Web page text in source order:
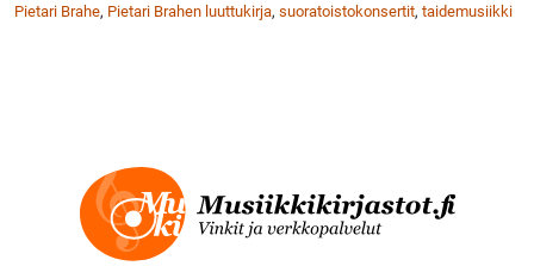
Pietari Brahe, Pietari Brahen luuttukirja, suoratoistokonsertit, taidemusiikki